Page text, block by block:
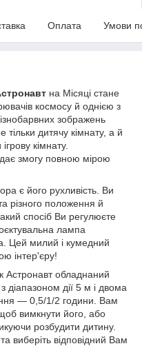
Оплата Умови
на Місяці стане
космосу й однією з
зображень
тільки дитячу кімнату, а й
кімнату.
дає змогу повною мірою
є його рухливість. Ви
різного положення й
спосіб Ви регулюєте
лампа
Цей милий і кумедний
інтер'єру!
Астронавт обладнаний
діапазоном дії 5 м і двома
— 0,5/1/2 години. Вам
вимкнути його, або
розбудити дитину.
виберіть відповідний Вам